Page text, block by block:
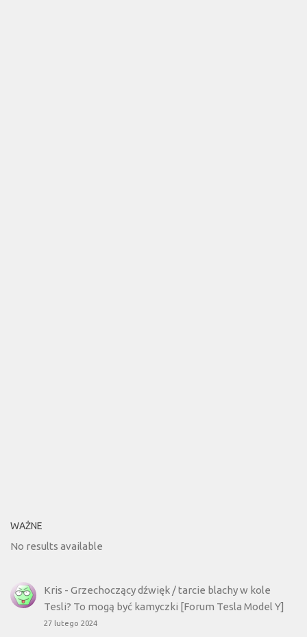
WAŻNE
No results available
Kris - Grzechoczący dźwięk / tarcie blachy w kole
Tesli? To mogą być kamyczki [Forum Tesla Model Y]
27 lutego 2024